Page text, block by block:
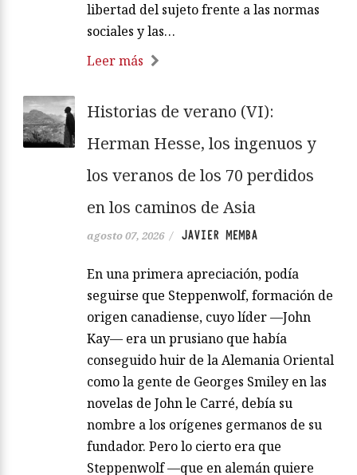
libertad del sujeto frente a las normas
sociales y las…
Leer más
Historias de verano (VI):
Herman Hesse, los ingenuos y
los veranos de los 70 perdidos
en los caminos de Asia
agosto 07, 2026 / JAVIER MEMBA
En una primera apreciación, podía
seguirse que Steppenwolf, formación de
origen canadiense, cuyo líder —John
Kay— era un prusiano que había
conseguido huir de la Alemania Oriental
como la gente de Georges Smiley en las
novelas de John le Carré, debía su
nombre a los orígenes germanos de su
fundador. Pero lo cierto era que
Steppenwolf —que en alemán quiere